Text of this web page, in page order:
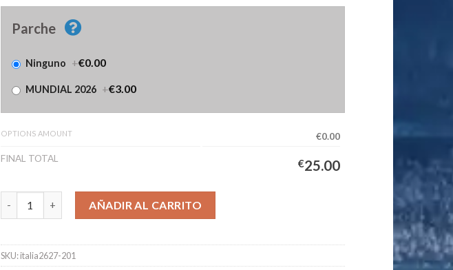
Parche
Ninguno +€0.00
MUNDIAL 2026 +€3.00
OPTIONS AMOUNT
€0.00
FINAL TOTAL
€25.00
Camiseta Italia Segunda Equipación Hombre 2026/2027 cantidad
AÑADIR AL CARRITO
SKU:italia2627-201